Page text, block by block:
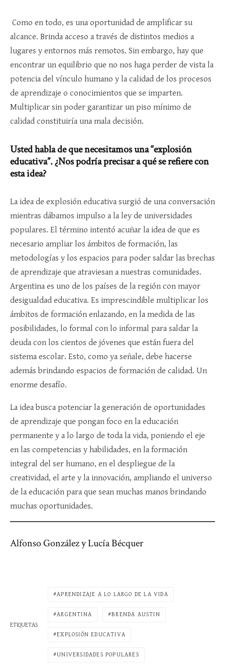
Como en todo, es una oportunidad de amplificar su
alcance. Brinda acceso a través de distintos medios a
lugares y entornos más remotos. Sin embargo, hay que
encontrar un equilibrio que no nos haga perder de vista la
potencia del vínculo humano y la calidad de los procesos
de aprendizaje o conocimientos que se imparten.
Multiplicar sin poder garantizar un piso mínimo de
calidad constituiría una mala decisión.
Usted habla de que necesitamos una “explosión
educativa”. ¿Nos podría precisar a qué se refiere con
esta idea?
La idea de explosión educativa surgió de una conversación
mientras dábamos impulso a la ley de universidades
populares. El término intentó acuñar la idea de que es
necesario ampliar los ámbitos de formación, las
metodologías y los espacios para poder saldar las brechas
de aprendizaje que atraviesan a nuestras comunidades.
Argentina es uno de los países de la región con mayor
desigualdad educativa. Es imprescindible multiplicar los
ámbitos de formación enlazando, en la medida de las
posibilidades, lo formal con lo informal para saldar la
deuda con los cientos de jóvenes que están fuera del
sistema escolar. Esto, como ya señale, debe hacerse
además brindando espacios de formación de calidad. Un
enorme desafío.
La idea busca potenciar la generación de oportunidades
de aprendizaje que pongan foco en la educación
permanente y a lo largo de toda la vida, poniendo el eje
en las competencias y habilidades, en la formación
integral del ser humano, en el despliegue de la
creatividad, el arte y la innovación, ampliando el universo
de la educación para que sean muchas manos brindando
muchas oportunidades.
Alfonso González y Lucía Bécquer
ETIQUETAS
APRENDIZAJE A LO LARGO DE LA VIDA
ARGENTINA BRENDA AUSTIN
EXPLOSIÓN EDUCATIVA
UNIVERSIDADES POPULARES